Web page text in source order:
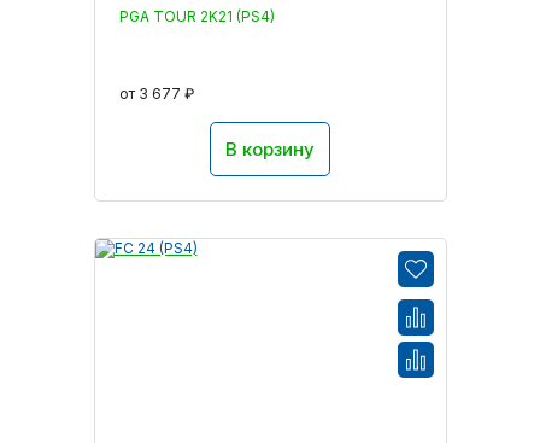
PGA TOUR 2K21 (PS4)
от 3 677 ₽
В корзину